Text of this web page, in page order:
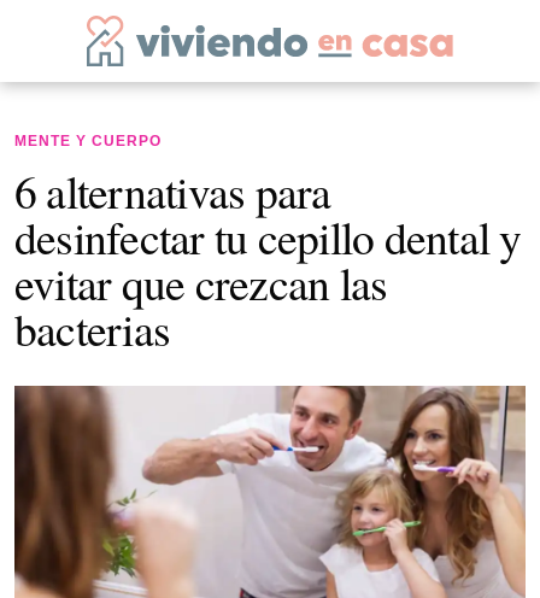
MENTE Y CUERPO
6 alternativas para
desinfectar tu cepillo dental y
evitar que crezcan las
bacterias